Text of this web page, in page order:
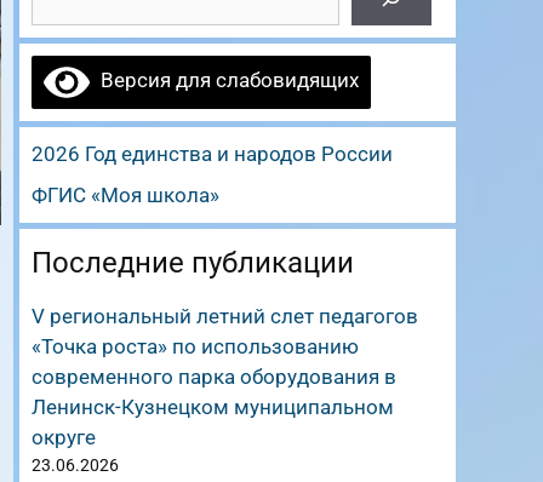
Версия для слабовидящих
2026 Год единства и народов России
ФГИС «Моя школа»
Последние публикации
V региональный летний слет педагогов
«Точка роста» по использованию
современного парка оборудования в
Ленинск-Кузнецком муниципальном
округе
23.06.2026